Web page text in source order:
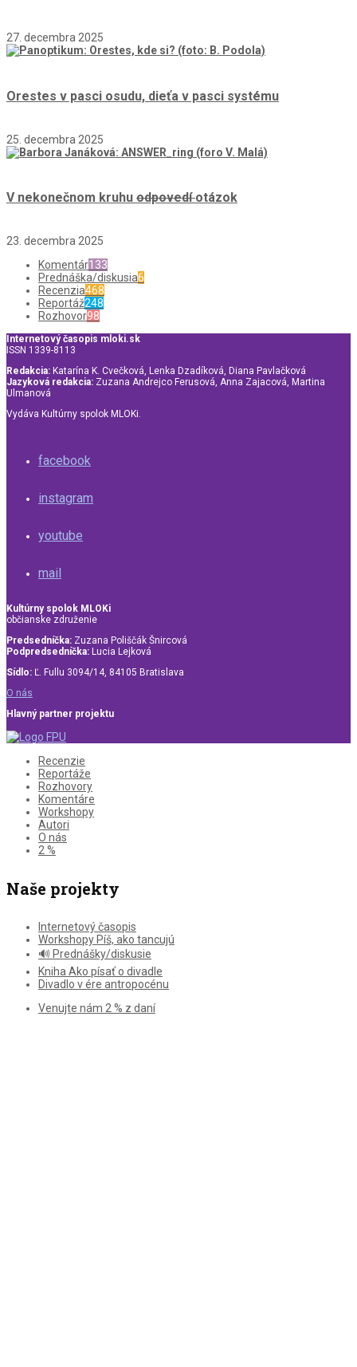
27. decembra 2025
Orestes v pasci osudu, dieťa v pasci systému
25. decembra 2025
V nekonečnom kruhu odpovedíotázok
23. decembra 2025
Komentár133
Prednáška/diskusia6
Recenzia468
Reportáž248
Rozhovor98
Internetový časopis mloki.sk
ISSN 1339-8113
Redakcia: Katarína K. Cvečková, Lenka Dzadíková, Diana Pavlačková
Jazyková redakcia: Zuzana Andrejco Ferusová, Anna Zajacová, Martina
Ulmanová
Vydáva Kultúrny spolok MLOKi.
facebook
instagram
youtube
mail
Kultúrny spolok MLOKi
občianske združenie
Predsedníčka: Zuzana Poliščák Šnircová
Podpredsedníčka: Lucia Lejková
Sídlo: Ľ. Fullu 3094/14, 84105 Bratislava
O nás
Hlavný partner projektu
Recenzie
Reportáže
Rozhovory
Komentáre
Workshopy
Autori
O nás
2 %
Naše projekty
Internetový časopis
Workshopy Píš, ako tancujú
🔊 Prednášky/diskusie
Kniha Ako písať o divadle
Divadlo v ére antropocénu
Venujte nám 2 % z daní